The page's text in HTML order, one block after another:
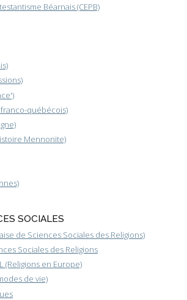
Béarnais (CEPB)
québécois)
Mennonite)
SOCIALES
de Sciences Sociales des Religions)
Sociales des Religions
(Religions en Europe)
de vie)